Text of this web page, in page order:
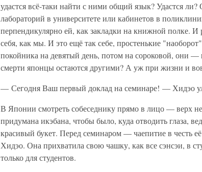
удастся всё-таки найти с ними общий язык? Удастся
лабораторий в университете или кабинетов в
перпендикулярно ей, как закладки на книжной полке. И
себя, как мы. И это ещё так себе, простенькие
покойника на девятый день, потом на сороковой, они —
смерти японцы остаются другими? А уж при жизни и
— Сегодня Ваш первый доклад на семинаре! — Хидэо
В Японии смотреть собеседнику прямо в лицо — верх
придумана икэбана, чтобы было, куда отводить глаза,
красивый букет. Перед семинаром — чаепитие в честь
Хидэо. Она прихватила свою чашку, как все сэнсэи, в
только для студентов.